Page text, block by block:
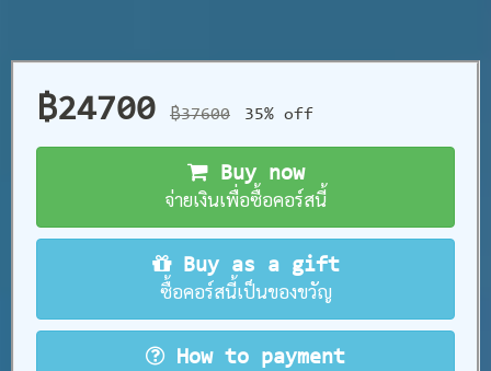
฿24700 ฿37600 35% off
Buy now
จ่ายเงินเพื่อซื้อคอร์สนี้
Buy as a gift
ซื้อคอร์สนี้เป็นของขวัญ
How to payment